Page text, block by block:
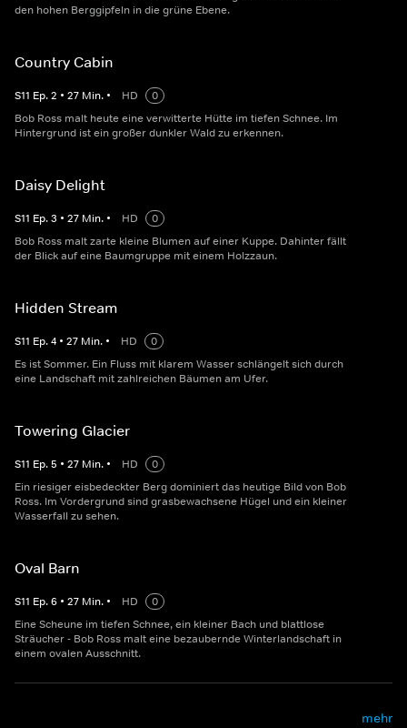
den hohen Berggipfeln in die grüne Ebene.
Country Cabin
S11 Ep.2 • 27 Min. • HD
0
Bob Ross malt heute eine verwitterte Hütte im tiefen Schnee. Im
Hintergrund ist ein großer dunkler Wald zu erkennen.
Daisy Delight
S11 Ep.3 • 27 Min. • HD
0
Bob Ross malt zarte kleine Blumen auf einer Kuppe. Dahinter fällt
der Blick auf eine Baumgruppe mit einem Holzzaun.
Hidden Stream
S11 Ep.4 • 27 Min. • HD
0
Es ist Sommer. Ein Fluss mit klarem Wasser schlängelt sich durch
eine Landschaft mit zahlreichen Bäumen am Ufer.
Towering Glacier
S11 Ep.5 • 27 Min. • HD
0
Ein riesiger eisbedeckter Berg dominiert das heutige Bild von Bob
Ross. Im Vordergrund sind grasbewachsene Hügel und ein kleiner
Wasserfall zu sehen.
Oval Barn
S11 Ep.6 • 27 Min. • HD
0
Eine Scheune im tiefen Schnee, ein kleiner Bach und blattlose
Sträucher - Bob Ross malt eine bezaubernde Winterlandschaft in
einem ovalen Ausschnitt.
mehr